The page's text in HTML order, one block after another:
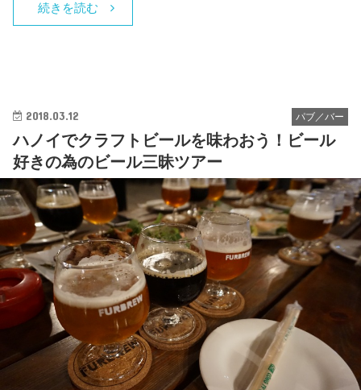
続きを読む
2018.03.12 パブ／バー
ハノイでクラフトビールを味わおう！ビール
好きの為のビール三昧ツアー